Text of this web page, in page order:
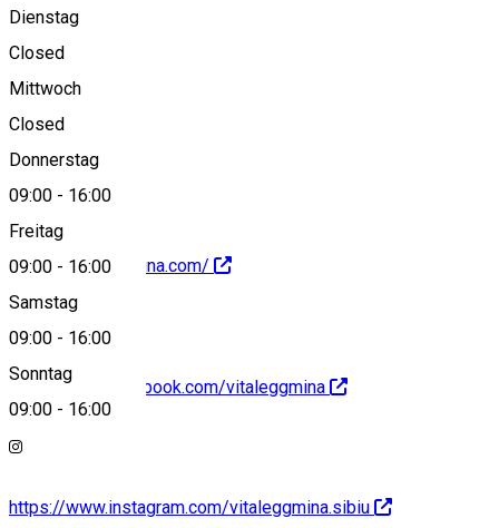
Dienstag
Closed
Mittwoch
Closed
Donnerstag
09:00 - 16:00
Freitag
09:00 - 16:00
Samstag
09:00 - 16:00
Sonntag
09:00 - 16:00
View on map
https://vitaleggmina.com/
https://www.facebook.com/vitaleggmina
https://www.instagram.com/vitaleggmina.sibiu